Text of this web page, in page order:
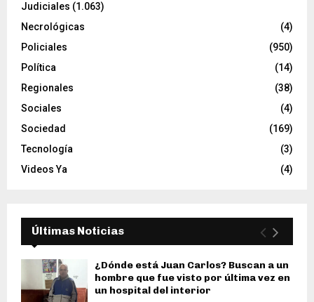
Judiciales (1.063)
Necrológicas
(4)
Policiales
(950)
Política
(14)
Regionales
(38)
Sociales
(4)
Sociedad
(169)
Tecnología
(3)
Videos Ya
(4)
Últimas Noticias
¿Dónde está Juan Carlos? Buscan a un
hombre que fue visto por última vez en
un hospital del interior